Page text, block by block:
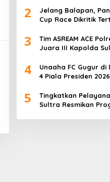
2
Jelang Balapan,
Cup Race Dikritik
3
Tim ASREAM ACE
Juara III Kapolda
4
Unaaha FC Gugur
4 Piala Presiden
5
Tingkatkan
Sultra Resmikan